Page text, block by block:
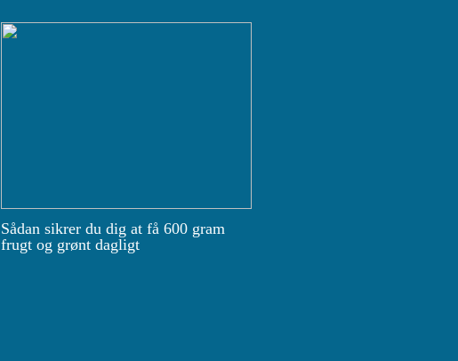
Sådan sikrer du dig at få 600 gram
frugt og grønt dagligt